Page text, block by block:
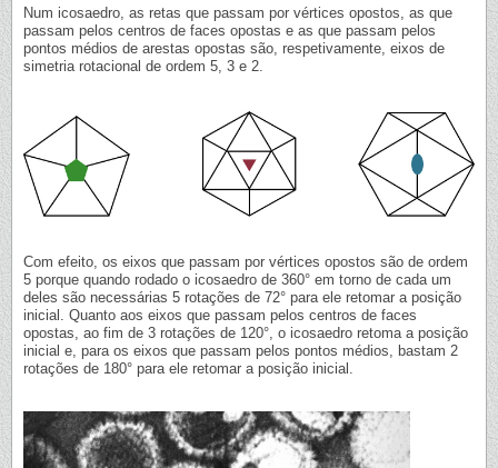
Num icosaedro, as retas que passam por vértices opostos, as que
passam pelos centros de faces opostas e as que passam pelos
pontos médios de arestas opostas são, respetivamente, eixos de
simetria rotacional de ordem 5, 3 e 2.
Com efeito, os eixos que passam por vértices opostos são de ordem
5 porque quando rodado o icosaedro de 360° em torno de cada um
deles são necessárias 5 rotações de 72° para ele retomar a posição
inicial. Quanto aos eixos que passam pelos centros de faces
opostas, ao fim de 3 rotações de 120°, o icosaedro retoma a posição
inicial e, para os eixos que passam pelos pontos médios, bastam 2
rotações de 180° para ele retomar a posição inicial.